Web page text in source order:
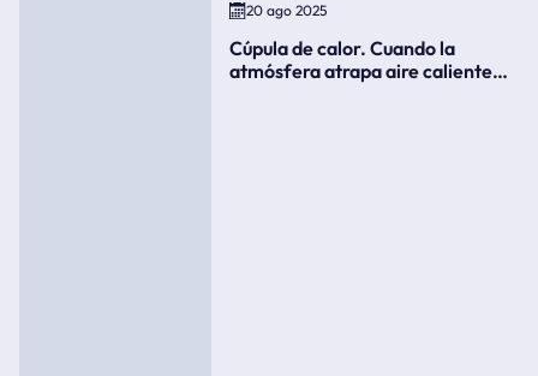
20 ago 2025
Cúpula de calor. Cuando la
atmósfera atrapa aire caliente